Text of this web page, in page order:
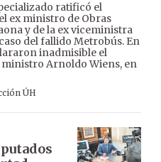
ratificó el
ex ministro de Obras
y de la ex viceministra
del fallido Metrobús. En
inadmisible el
ministro Arnoldo Wiens, en
ÚH